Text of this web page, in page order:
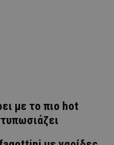
με το πιο hot